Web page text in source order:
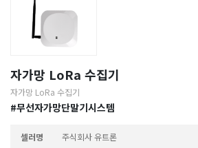
자가망 LoRa 수집기
자가망 LoRa 수집기
#무선자가망단말기시스템
셀러명
주식회사 유트론